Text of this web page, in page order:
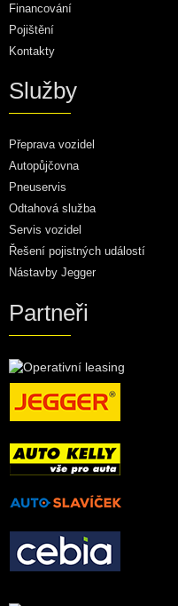
Financování
Pojištění
Kontakty
Služby
Přeprava vozidel
Autopůjčovna
Pneuservis
Odtahová služba
Servis vozidel
Řešení pojistných událostí
Nástavby Jegger
Partneři